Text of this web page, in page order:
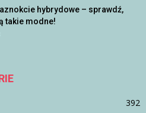
hybrydowe – sprawdź,
takie modne!
392